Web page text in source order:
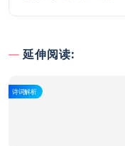
延伸阅读:
诗词解析